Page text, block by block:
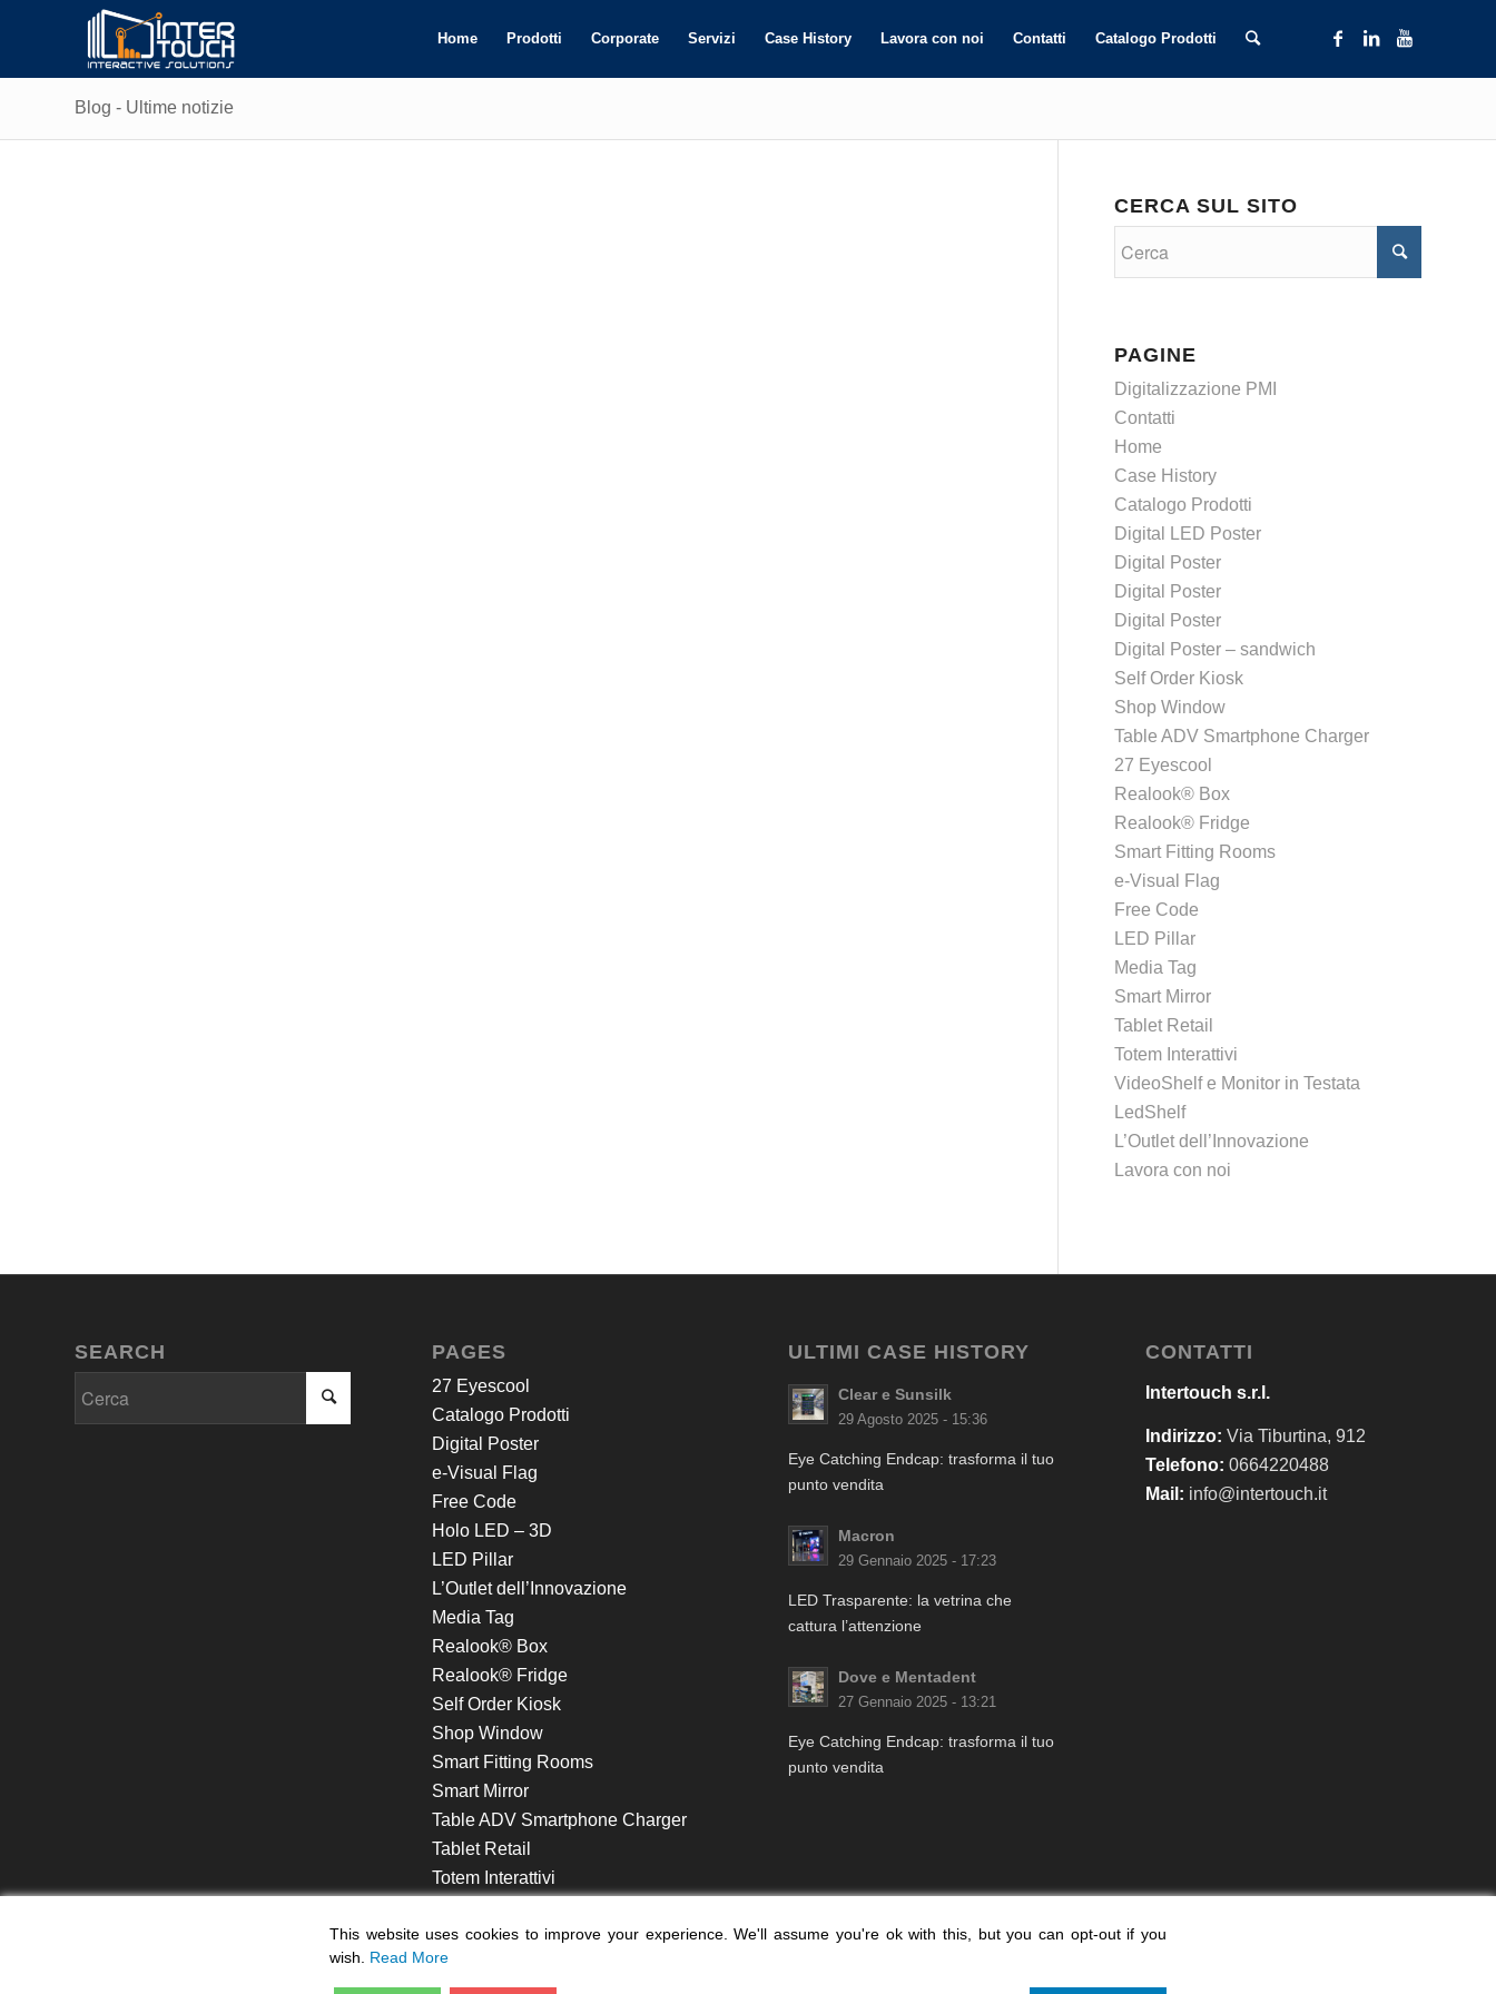
Home Prodotti Corporate Servizi Case History Lavora con noi Contatti Catalogo Prodotti
Blog - Ultime notizie
CERCA SUL SITO
PAGINE
Digitalizzazione PMI
Contatti
Home
Case History
Catalogo Prodotti
Digital LED Poster
Digital Poster
Digital Poster
Digital Poster
Digital Poster – sandwich
Self Order Kiosk
Shop Window
Table ADV Smartphone Charger
27 Eyescool
Realook® Box
Realook® Fridge
Smart Fitting Rooms
e-Visual Flag
Free Code
LED Pillar
Media Tag
Smart Mirror
Tablet Retail
Totem Interattivi
VideoShelf e Monitor in Testata
LedShelf
L’Outlet dell’Innovazione
Lavora con noi
SEARCH PAGES
27 Eyescool
Catalogo Prodotti
Digital Poster
e-Visual Flag
Free Code
Holo LED – 3D
LED Pillar
L’Outlet dell’Innovazione
Media Tag
Realook® Box
Realook® Fridge
Self Order Kiosk
Shop Window
Smart Fitting Rooms
Smart Mirror
Table ADV Smartphone Charger
Tablet Retail
Totem Interattivi
ULTIMI CASE HISTORY
Clear e Sunsilk
29 Agosto 2025 - 15:36
Eye Catching Endcap: trasforma il tuo
punto vendita
Macron
29 Gennaio 2025 - 17:23
LED Trasparente: la vetrina che
cattura l’attenzione
Dove e Mentadent
27 Gennaio 2025 - 13:21
Eye Catching Endcap: trasforma il tuo
punto vendita
CONTATTI
Intertouch s.r.l.
Indirizzo: Via Tiburtina, 912
Telefono: 0664220488
Mail: info@intertouch.it
This website uses cookies to improve your experience. We'll assume you're ok with this, but you can opt-out if you
wish. Read More